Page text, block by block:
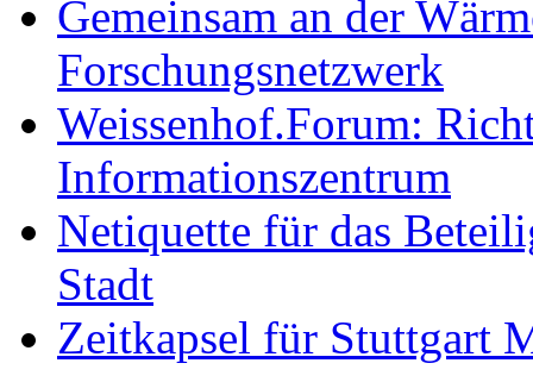
Gemeinsam an der
Forschungsnetzwerk
Weissenhof.Forum:
Informationszentrum
Netiquette für das
Stadt
Zeitkapsel für Stuttgart